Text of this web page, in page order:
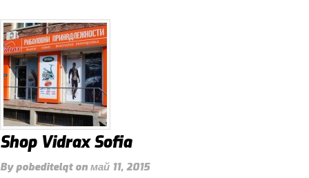
Shop Vidrax Sofia
Bypobeditelqton май 11, 2015